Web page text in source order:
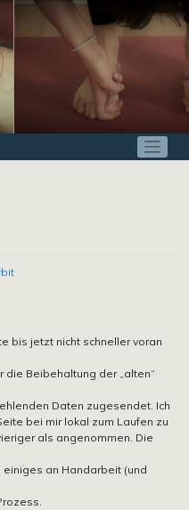
bis jetzt nicht schneller voran
Beibehaltung der „alten“
Daten zugesendet. Ich
bei mir lokal zum Laufen zu
als angenommen. Die
einiges an Handarbeit (und